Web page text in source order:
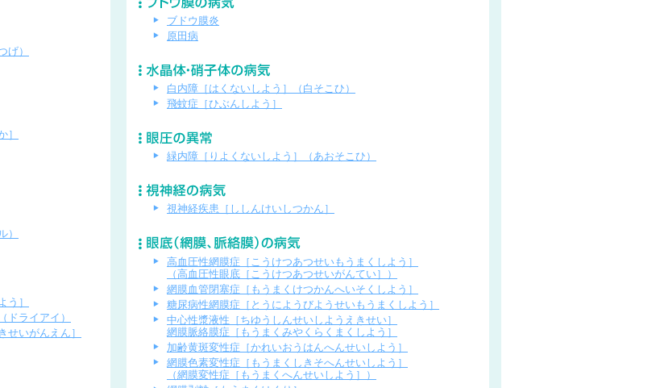
げ）
］
）
う］
ドライアイ）
せいがんえん］
ブドウ膜炎
原田病
白内障［はくないしよう］（白そこひ）
飛蚊症［ひぶんしよう］
緑内障［りよくないしよう］（あおそこひ）
視神経疾患［ししんけいしつかん］
高血圧性網膜症［こうけつあつせいもうまくしよう］
（高血圧性眼底［こうけつあつせいがんてい］）
網膜血管閉塞症［もうまくけつかんへいそくしよう］
糖尿病性網膜症［とうにようびようせいもうまくしよう］
中心性漿液性［ちゆうしんせいしようえきせい］
網膜脈絡膜症［もうまくみやくらくまくしよう］
加齢黄斑変性症［かれいおうはんへんせいしよう］
網膜色素変性症［もうまくしきそへんせいしよう］
（網膜変性症［もうまくへんせいしよう］）